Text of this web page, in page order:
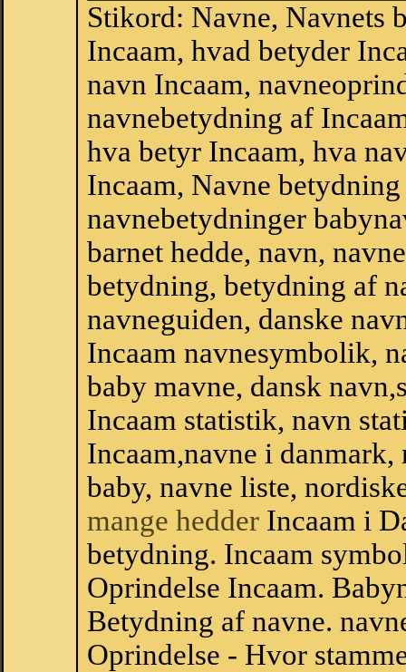
Stikord: Navne, Navnets
Incaam, hvad betyder
navn Incaam,
navnebetydning af
hva betyr Incaam, hva
Incaam, Navne
navnebetydninger
barnet hedde, navn,
betydning, betydning af
navneguiden, danske
Incaam navnesymbolik,
baby mavne, dansk
Incaam statistik, navn
Incaam,navne i
baby, navne liste,
mange hedder Incaam i
betydning. Incaam
Oprindelse Incaam.
Betydning af navne.
Oprindelse - Hvor